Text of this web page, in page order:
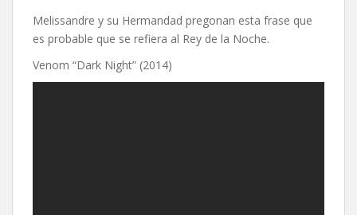
Melissandre y su Hermandad pregonan esta frase que
es probable que se refiera al Rey de la Noche.
Venom “Dark Night” (2014)